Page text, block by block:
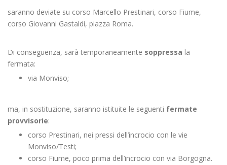
saranno deviate su corso Marcello Prestinari, corso Fiume,
corso Giovanni Gastaldi, piazza Roma.
Di conseguenza, sarà temporaneamente soppressa la
fermata:
via Monviso;
ma, in sostituzione, saranno istituite le seguenti fermate
provvisorie:
corso Prestinari, nei pressi dell’incrocio con le vie
Monviso/Testi;
corso Fiume, poco prima dell’incrocio con via Borgogna.